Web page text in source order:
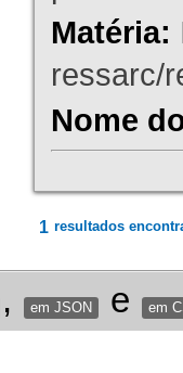
Matéria:
ressarc/
Nome
1 resultados
, em JSON e em